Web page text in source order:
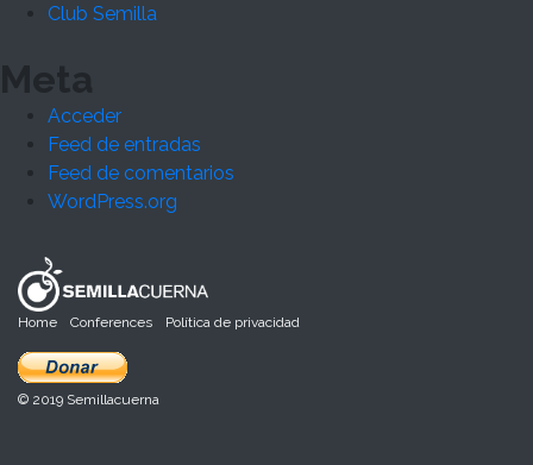
Club Semilla
Meta
Acceder
Feed de entradas
Feed de comentarios
WordPress.org
Home Conferences Política de privacidad
© 2019 Semillacuerna